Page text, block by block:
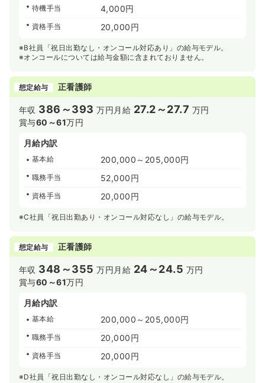
待機手当 4,000円
資格手当 20,000円
※B社員「祝日出勤なし・オンコール対応あり」の給与モデル。
※オンコールについては給与金額に含まれておりません。
想定給与 正看護師
年収 386～393 万円 月給 27.2～27.7 万円
賞与60～61万円
月給内訳
基本給 200,000～205,000円
職務手当 52,000円
資格手当 20,000円
※C社員「祝日出勤あり・オンコール対応なし」の給与モデル。
想定給与 正看護師
年収 348～355 万円 月給 24～24.5 万円
賞与60～61万円
月給内訳
基本給 200,000～205,000円
職務手当 20,000円
資格手当 20,000円
※D社員「祝日出勤なし・オンコール対応なし」の給与モデル。